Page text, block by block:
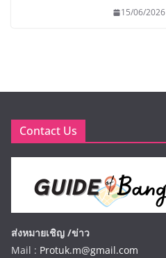
15/06/2026
Contact Us
ส่งหมายเชิญ /ข่าว
Mail : Protuk.m@gmail.com